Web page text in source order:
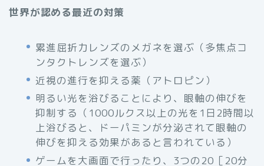
世界が認める最近の対策
累進屈折力レンズのメガネを選ぶ（多焦点コ
ンタクトレンズを選ぶ）
近視の進行を抑える薬（アトロピン）
明るい光を浴びることにより、眼軸の伸びを
抑制する（1000ルクス以上の光を1日2時間以
上浴びると、ドーパミンが分泌されて眼軸の
伸びを抑える効果があると言われている）
ゲームを大画面で行ったり、3つの20［20分